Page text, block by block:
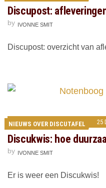
Discupost:
by IVONNE SMIT
Discupost: overzicht van
NIEUWS OVER DISCUTAFEL 25
Discukwis: hoe
by IVONNE SMIT
Er is weer een Discukwis!